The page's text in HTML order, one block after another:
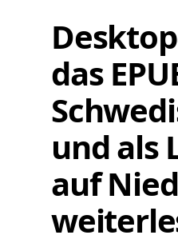
das
und als
auf